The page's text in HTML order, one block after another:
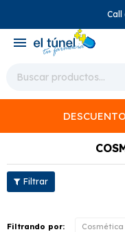
Call
menu
Filtrando por: Cosmética
close